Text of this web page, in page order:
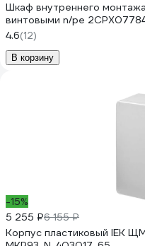
Шкаф внутреннего
винтовыми n/pe
4.6(12)
В корзину
-15%
5 255 ₽6 155 ₽
Корпус пластиковый IEK